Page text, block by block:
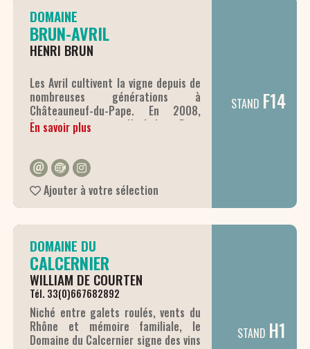
DOMAINE
BRUN-AVRIL
HENRI BRUN
Les Avril cultivent la vigne depuis de
nombreuses générations à
Châteauneuf-du-Pape. En 2008,
Jean-Jacques et Nathalie Brun
reprennent 5ha de terres familiales
Domaine Brun-Avril. En 2019, le
vignoble s’agrandit avec de
nouvelles parcelles dans les plus
atteint 18ha dont 10% en blanc.
L’un de leurs enfants rejoint
l’aventure en 2019. Le domaine
produit une cuvée unique (en rouge
et en blanc) qui qui combine la
richesse des cépages et la
complexité des terroirs de
En savoir plus
Ajouter à votre sélection
STAND F14
DOMAINE DU
CALCERNIER
WILLIAM DE COURTEN
Tél. 33(0)667682892
Niché entre galets roulés, vents du
Rhône et mémoire familiale, le
Domaine du Calcernier signe des vins
STAND H1